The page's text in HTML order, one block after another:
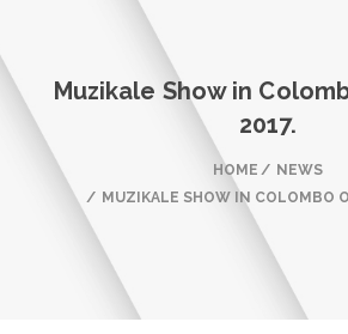
Muzikale Show in
2017.
HOME
NEWS
MUZIKALE SHOW IN COLOMBO